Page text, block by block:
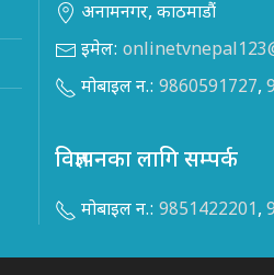
अनामनगर, काठमाडौं
इमेल:
मोबाइल न.: 9860591727,
विज्ञापनका लागि सम्पर्क
मोबाइल न.: 9851422201,